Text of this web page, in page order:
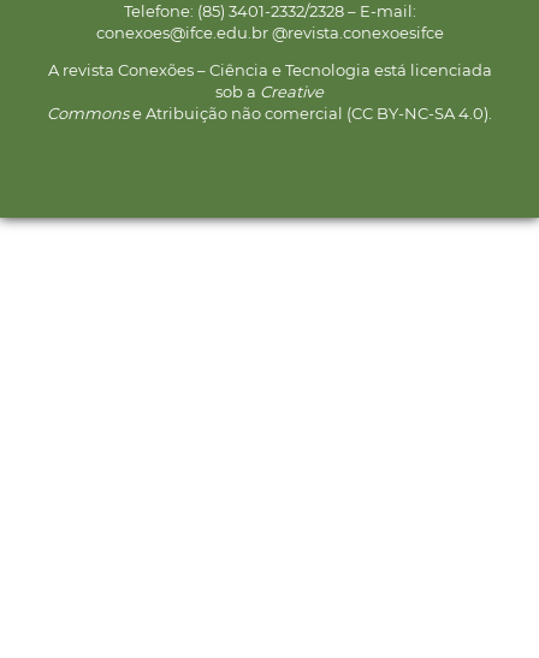
Telefone: (85) 3401-2332/2328 – E-mail:
conexoes@ifce.edu.br @revista.conexoesifce
A revista Conexões – Ciência e Tecnologia está licenciada
sob a Creative
Commonse Atribuição não comercial (CC BY-NC-SA 4.0).